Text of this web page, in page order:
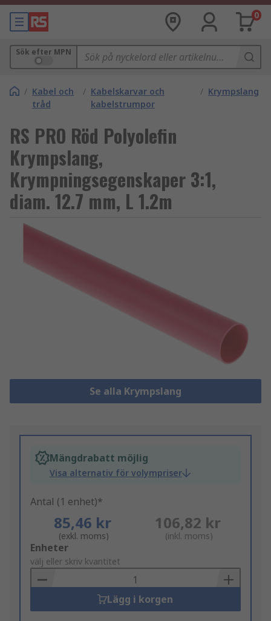
0
Sök efter MPN
/ Kabel och
tråd
/ Kabelskarvar och
kabelstrumpor
/ Krympslang
RS PRO Röd Polyolefin
Krympslang,
Krympningsegenskaper 3:1,
diam. 12.7 mm, L 1.2m
Se alla Krympslang
Mängdrabatt möjlig
Visa alternativ för volympriser
Antal (1 enhet)*
85,46 kr
(exkl. moms)
106,82 kr
(inkl. moms)
Add
to
Basket
Enheter
välj eller skriv kvantitet
Lägg i korgen